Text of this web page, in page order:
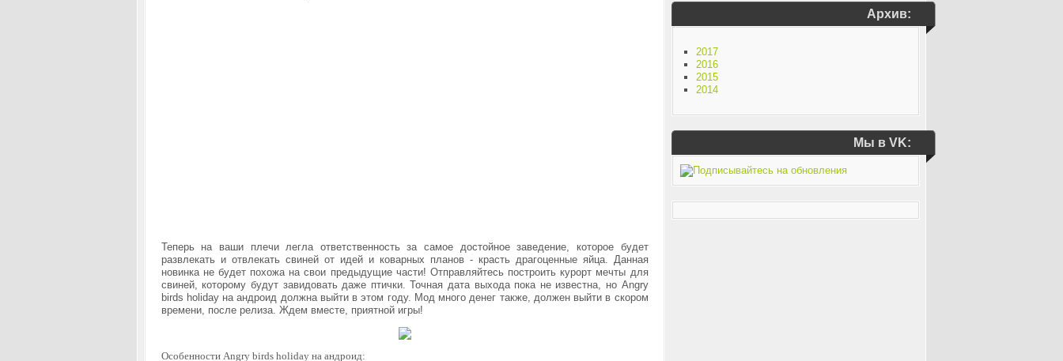
Теперь на ваши плечи легла ответственность за самое достойное заведение, которое будет
развлекать и отвлекать свиней от идей и коварных планов - красть драгоценные яйца. Данная
новинка не будет похожа на свои предыдущие части! Отправляйтесь построить курорт мечты для
свиней, которому будут завидовать даже птички. Точная дата выхода пока не известна, но Angry
birds holiday на андроид должна выйти в этом году. Мод много денег также, должен выйти в скором
времени, после релиза. Ждем вместе, приятной игры!
Особенности Angry birds holiday на андроид:
Архив:
2017
2016
2015
2014
Мы в VK: